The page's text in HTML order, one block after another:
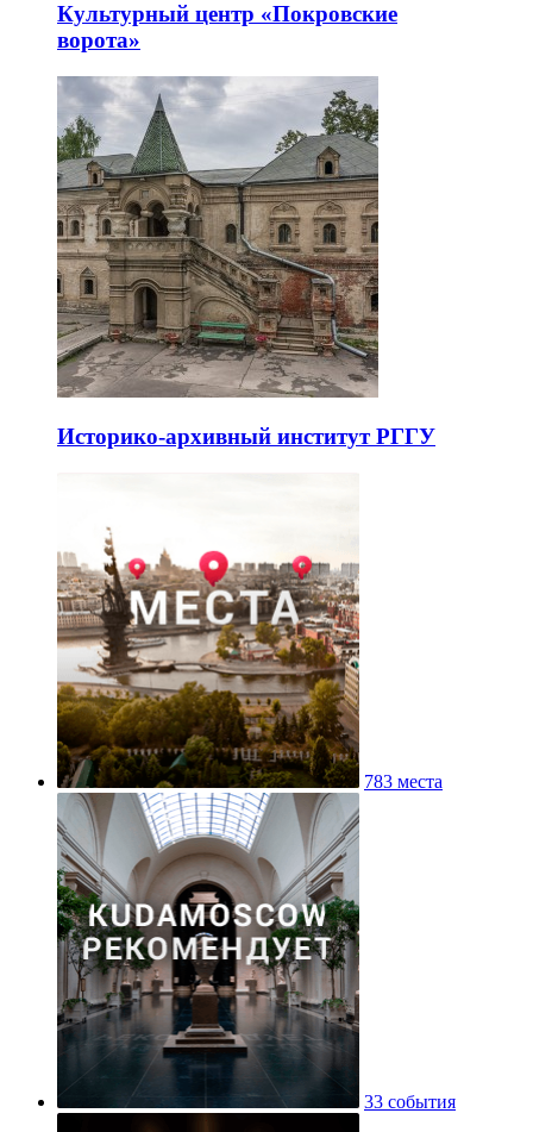
Культурный центр «Покровские
ворота»
Историко-архивный институт РГГУ
783 места
33 события